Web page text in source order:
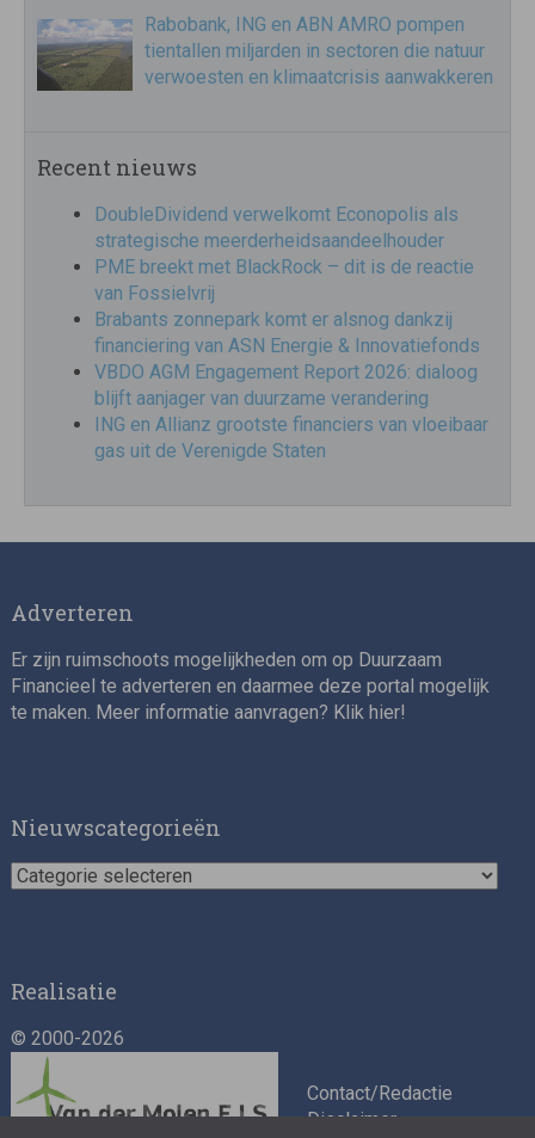
Rabobank, ING en ABN AMRO pompen
tientallen miljarden in sectoren die natuur
verwoesten en klimaatcrisis aanwakkeren
Recent nieuws
DoubleDividend verwelkomt Econopolis als
strategische meerderheidsaandeelhouder
PME breekt met BlackRock – dit is de reactie
van Fossielvrij
Brabants zonnepark komt er alsnog dankzij
financiering van ASN Energie & Innovatiefonds
VBDO AGM Engagement Report 2026: dialoog
blijft aanjager van duurzame verandering
ING en Allianz grootste financiers van vloeibaar
gas uit de Verenigde Staten
Adverteren
Er zijn ruimschoots mogelijkheden om op Duurzaam
Financieel te adverteren en daarmee deze portal mogelijk
te maken. Meer informatie aanvragen? Klik hier!
Nieuwscategorieën
Nieuwscategorieën
Realisatie
© 2000-2026
Contact/Redactie
Disclaimer